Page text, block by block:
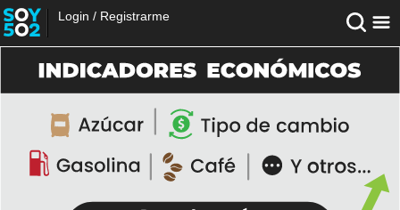
Login / Registrarme